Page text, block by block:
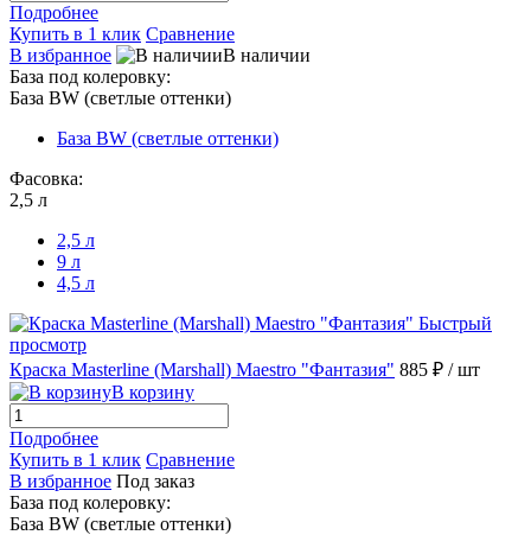
Подробнее
Купить в 1 клик Сравнение
В избранное
В наличии
База под колеровку:
База BW (светлые оттенки)
База BW (светлые оттенки)
Фасовка:
2,5 л
2,5 л
9 л
4,5 л
Быстрый
просмотр
Краска Masterline (Marshall) Maestro "Фантазия" 885 ₽ / шт
В корзину
Подробнее
Купить в 1 клик Сравнение
В избранное Под заказ
База под колеровку:
База BW (светлые оттенки)